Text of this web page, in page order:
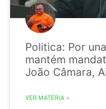
Politica: Por
mantém
João Câmara,
VER MATÉRIA »